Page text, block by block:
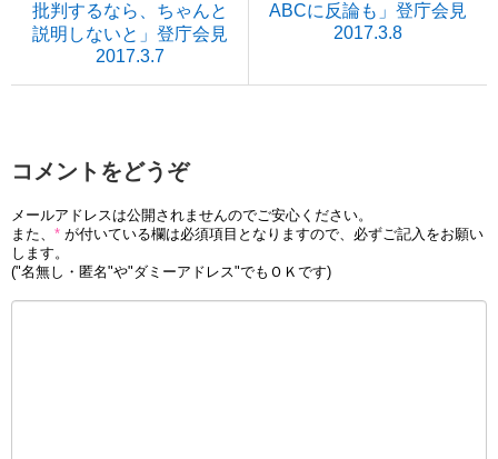
批判するなら、ちゃんと
説明しないと」登庁会見
2017.3.7
ABCに反論も」登庁会見
2017.3.8
コメントをどうぞ
メールアドレスは公開されませんのでご安心ください。
また、 * が付いている欄は必須項目となりますので、必ずご記入をお願い
します。
("名無し・匿名"や"ダミーアドレス"でもＯＫです)